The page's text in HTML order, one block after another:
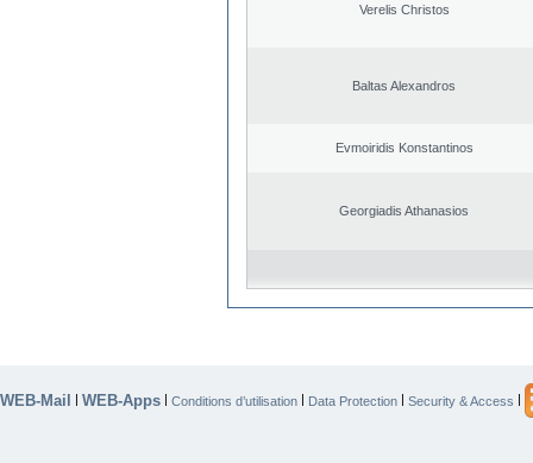
Verelis Christos
Baltas Alexandros
Evmoiridis Konstantinos
Georgiadis Athanasios
WEB-Mail | WEB-Apps | Conditions d’utilisation | Data Protection | Security & Access |